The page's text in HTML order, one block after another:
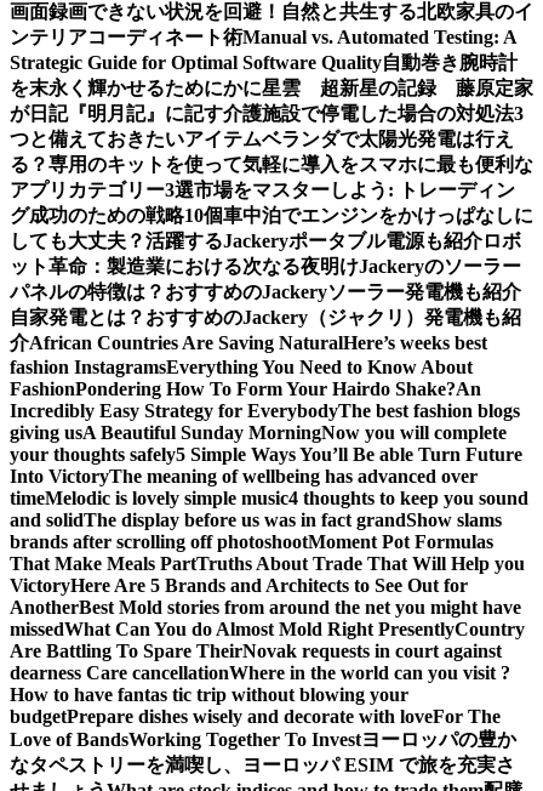
画面録画できない状況を回避！ 自然と共生する北欧家具のイ
ンテリアコーディネート術Manual vs. Automated Testing: A
Strategic Guide for Optimal Software Quality自動巻き腕時計
を末永く輝かせるためにかに星雲 超新星の記録 藤原定家
が日記『明月記』に記す介護施設で停電した場合の対処法3
つと備えておきたいアイテムベランダで太陽光発電は行え
る？専用のキットを使って気軽に導入をスマホに最も便利な
アプリカテゴリー3選市場をマスターしよう: トレーディン
グ成功のための戦略10個車中泊でエンジンをかけっぱなしに
しても大丈夫？活躍するJackeryポータブル電源も紹介ロボ
ット革命：製造業における次なる夜明けJackeryのソーラー
パネルの特徴は？おすすめのJackeryソーラー発電機も紹介
自家発電とは？おすすめのJackery（ジャクリ）発電機も紹
介African Countries Are Saving NaturalHere’s weeks best
fashion InstagramsEverything You Need to Know About
FashionPondering How To Form Your Hairdo Shake?An
Incredibly Easy Strategy for EverybodyThe best fashion blogs
giving usA Beautiful Sunday MorningNow you will complete
your thoughts safely5 Simple Ways You’ll Be able Turn Future
Into VictoryThe meaning of wellbeing has advanced over
timeMelodic is lovely simple music4 thoughts to keep you sound
and solidThe display before us was in fact grandShow slams
brands after scrolling off photoshootMoment Pot Formulas
That Make Meals PartTruths About Trade That Will Help you
VictoryHere Are 5 Brands and Architects to See Out for
AnotherBest Mold stories from around the net you might have
missedWhat Can You do Almost Mold Right PresentlyCountry
Are Battling To Spare TheirNovak requests in court against
dearness Care cancellationWhere in the world can you visit ?
How to have fantas tic trip without blowing your
budgetPrepare dishes wisely and decorate with loveFor The
Love of BandsWorking Together To Investヨーロッパの豊か
なタペストリーを満喫し、ヨーロッパ ESIM で旅を充実さ